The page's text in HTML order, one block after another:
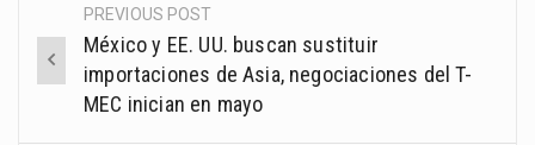
Post
navigation
PREVIOUS POST
México y EE. UU. buscan sustituir
importaciones de Asia, negociaciones del T-
MEC inician en mayo